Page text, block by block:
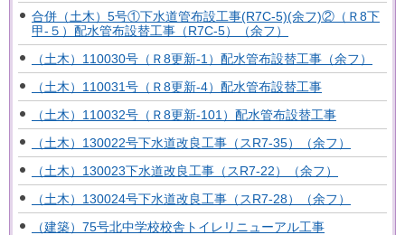
合併（土木）5号①下水道管布設工事(R7C-5)(余フ)②（Ｒ8下
甲-５）配水管布設替工事（R7C-5）（余フ）
（土木）110030号（Ｒ8更新-1）配水管布設替工事（余フ）
（土木）110031号（Ｒ8更新-4）配水管布設替工事
（土木）110032号（Ｒ8更新-101）配水管布設替工事
（土木）130022号下水道改良工事（スR7-35）（余フ）
（土木）130023下水道改良工事（スR7-22）（余フ）
（土木）130024号下水道改良工事（スR7-28）（余フ）
（建築）75号北中学校校舎トイレリニューアル工事